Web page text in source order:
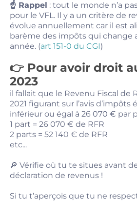
☝️ Rappel : tout le monde n’a
pour le VFL. Il y a un critère de
évolue annuellement car il est
barème des impôts qui change
année. (art 151-0 du CGI)
👉 Pour avoir droit
2023
il fallait que le Revenu Fiscal de
2021 figurant sur l’avis d’impôts
inférieur ou égal à 26 070 € par
1 part = 26 070 € de RFR
2 parts = 52 140 € de RFR
etc...
🔎 Vérifie où tu te situes avant
déclaration de revenus !
Si tu t’aperçois que tu ne